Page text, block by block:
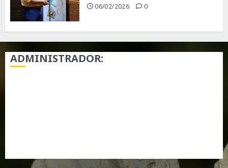
06/02/2026 0
ADMINISTRADOR: